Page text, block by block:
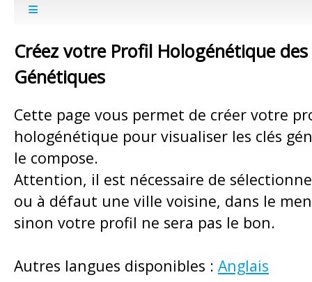
Créez votre Profil Hologénétique des
Génétiques
Cette page vous permet de créer votre
hologénétique pour visualiser les clés
le compose.
Attention, il est nécessaire de
ou à défaut une ville voisine, dans le
sinon votre profil ne sera pas le bon.
Autres langues disponibles : Anglais